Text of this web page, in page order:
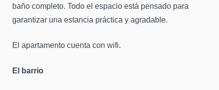
baño completo. Todo el espacio está pensado para
garantizar una estancia práctica y agradable.
El apartamento cuenta con wifi.
El barrio